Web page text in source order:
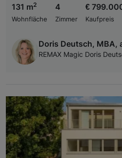
131 m2
Wohnfläche
4
Zimmer
€
Kaufpreis
Doris Deutsch, MBA,
REMAX Magic Doris